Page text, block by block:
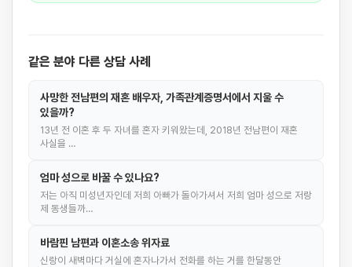
같은 분야 다른 상담 사례
사망한 전남편의 재혼 배우자, 가족관계증명서에서 지울 수
있을까?
13년 전 이혼 후 두 자녀를 혼자 키워왔는데, 2018년 전남편이 재혼
사실을 …
엄마 성으로 바꿀 수 있나요?
저는 아직 미성년자인데 저희 아빠가 돌아가셔서 저희 엄마 성으로 저랑
제 동생들까…
바람핀 남편과 이혼소송 위자료
신랑이 새벽마다 거실에 혼자나가서 전화를 하는 거를 한달동안